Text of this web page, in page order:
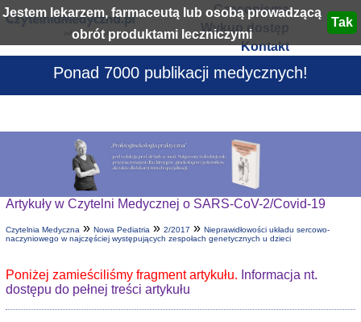
Jestem lekarzem, farmaceutą lub osobą prowadzącą
obrót produktami leczniczymi
Czasopisma
Wykup dostęp
Kontakt
Ponad 7000 publikacji medycznych!
Artykuły w Czytelni Medycznej o SARS-CoV-2/Covid-19
Czytelnia Medyczna» Nowa Pediatria» 2/2017 » Nieprawidłowości układu sercowo-
naczyniowego w najczęściej występujących zespołach genetycznych u dzieci
Poniżej zamieściliśmy fragment artykułu. Informacja nt.
dostępu do pełnej treści artykułu